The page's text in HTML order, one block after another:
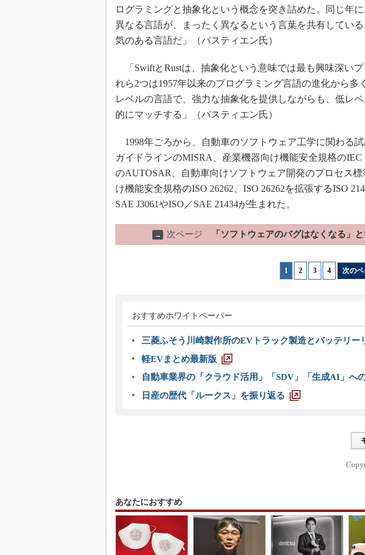
ログラミングと抽象化という概念を突き詰めた。同じ年に
異なる言語が、まったく異なるという言葉を共有している
気のある言語だ」（バスティエン氏）
「SwiftとRustは、抽象化という意味では最も興味深い
れら2つは1957年以来のプログラミング言語の進化から多
レベルの言語で、強力な抽象化を提供しながらも、低レ
的にマッチする」（バスティエン氏）
1998年ごろから、自動車のソフトウェア工学に関わる
ガイドラインのMISRA、産業機器向け機能安全規格の
のAUTOSAR、自動車向けソフトウェア開発のプロセス
け機能安全規格のISO 26262、ISO 26262を拡張するISO
SAE J3061やISO／SAE 21434が生まれた。
→ 次ページ 「ソフトウェアのバグはなくなる」
1 2 3 4 次の
おすすめホワイトペーパー
三菱ふそう川崎製作所のEVトラック製造とバッテリー
軽EVまとめ最新版
自動車業界の「クラウド活用」「SDV」「生成AI」へ
日産の歴代「ルークス」を振り返る
あなたにおすすめ